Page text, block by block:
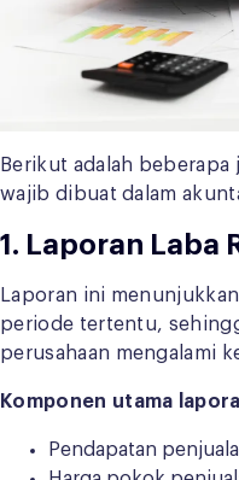
Berikut adalah beberapa
wajib dibuat dalam
1. Laporan Laba
Laporan ini
periode tertentu,
perusahaan mengalami
Komponen utama
Pendapatan